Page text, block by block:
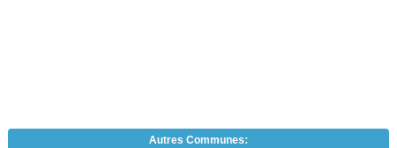
Autres Communes: